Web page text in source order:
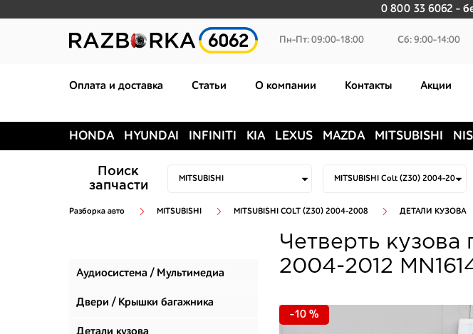
0 800 33 6062 -
Пн-Пт: 09:00-18:00 Сб: 9:00-14:00
Оплата и доставка Статьи О компании Контакты Акции
HONDA HYUNDAI INFINITI KIA LEXUS MAZDA MITSUBISHI
Поиск
запчасти
Разборка авто MITSUBISHI MITSUBISHI COLT (Z30) 2004-2008 ДЕТАЛИ КУЗОВА
Аудиосистема / Мультимедиа
Двери / Крышки багажника
Детали кузова
Четверть
2004-2012
-10 %